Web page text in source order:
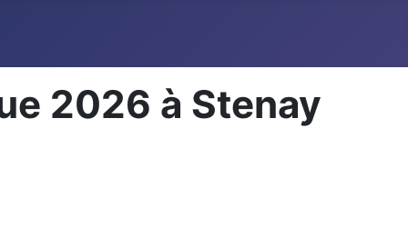
2026 à Stenay